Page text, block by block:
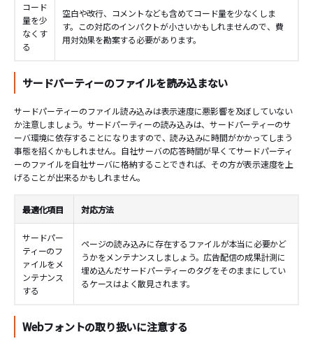
コード
量を少
なくす
る
空白や改行、コメントなども含めてコード量を少なくしま
す。この対応のインパクトが小さいかもしれませんので、費
用対効果を勘案する必要があります。
サードパーティーのファイルを読み込まない
サードパーティーのファイル読み込みは表示速度に悪影響を及ぼしていない
か注意しましょう。サードパーティーの読み込みは、サードパーティーのサ
ーバ環境に依存することになりますので、読み込みに時間がかかってしまう
事態を招くかもしれません。自社サーバの応答時間が早くてサードパーティ
ーのファイルを自社サーバに格納することできれば、その方が表示速度を上
げることが出来るかもしれません。
最適化項目 対応方法
サードパー
ティーのフ
ァイルをメ
ンテナンス
する
ページの読み込みに存在するファイルが本当に必要かど
うかをメンテナンスしましょう。広告配信の成果計測に
埋め込んだサードパーティーのタグをそのままにしてい
るケースはよく散見されます。
Webフォントの取り扱いに注意する